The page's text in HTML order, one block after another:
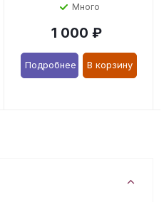
Много
1 000 ₽
Подробнее В корзину